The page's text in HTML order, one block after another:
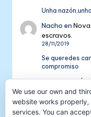
Unha
Nacho en
escravos.
28/11/2019
Se queredes
compromiso
Colectivo
| Colectivo Nós
NÓS
16/09/2018
We use our own and
website works properly,
services. You can